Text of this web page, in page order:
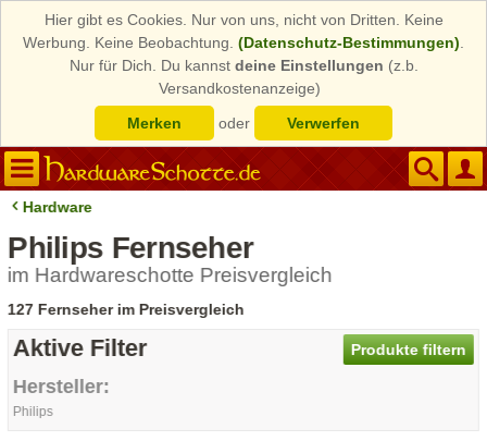
Hier gibt es Cookies. Nur von uns, nicht von Dritten. Keine
Werbung. Keine Beobachtung. (Datenschutz-Bestimmungen)
Nur für Dich. Du kannst deine Einstellungen (z.b.
Versandkostenanzeige)
Merken
oder Verwerfen
Hardware
Philips Fernseher
im Hardwareschotte Preisvergleich
127 Fernseher im Preisvergleich
Produkte filtern
Aktive Filter
Hersteller:
Philips